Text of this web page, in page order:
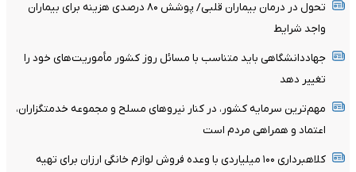
تحول در درمان بیماران قلبی/ پوشش ۸۰ درصدی هزینه برای بیماران
واجد شرایط
جهاددانشگاهی باید متناسب با مسائل روز کشور مأموریت‌های خود را
تغییر دهد
مهم‌ترین سرمایه کشور، در کنار نیروهای مسلح و مجموعه خدمتگزاران،
اعتماد و همراهی مردم است
کلاهبرداری ۱۰۰ میلیاردی با وعده فروش لوازم خانگی ارزان برای تهیه